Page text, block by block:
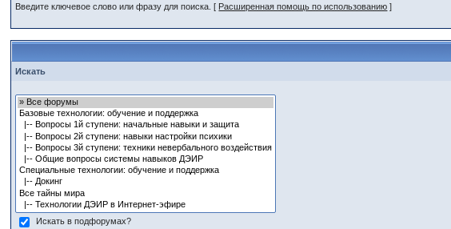
Введите ключевое слово или фразу для поиска. [ Расширенная помощь по использованию ]
Искать
Искать в подфорумах?